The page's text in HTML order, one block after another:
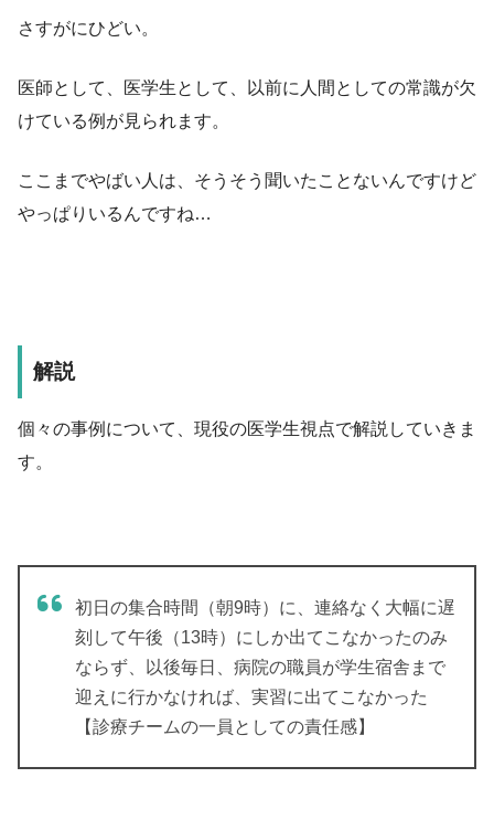
さすがにひどい。
医師として、医学生として、以前に人間としての常識が欠
けている例が見られます。
ここまでやばい人は、そうそう聞いたことないんですけど
やっぱりいるんですね…
解説
個々の事例について、現役の医学生視点で解説していきま
す。
初日の集合時間（朝9時）に、連絡なく大幅に遅
刻して午後（13時）にしか出てこなかったのみ
ならず、以後毎日、病院の職員が学生宿舎まで
迎えに行かなければ、実習に出てこなかった
【診療チームの一員としての責任感】